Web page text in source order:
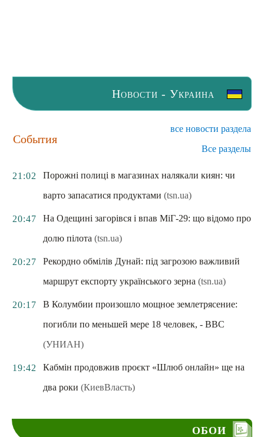
Новости - Украина
События
все новости раздела
Все разделы
21:02
Порожні полиці в магазинах налякали киян: чи
варто запасатися продуктами (tsn.ua)
20:47
На Одещині загорівся і впав МіГ-29: що відомо про
долю пілота (tsn.ua)
20:27
Рекордно обмілів Дунай: під загрозою важливий
маршрут експорту українського зерна (tsn.ua)
20:17
В Колумбии произошло мощное землетрясение:
погибли по меньшей мере 18 человек, - ВВС
(УНИАН)
19:42
Кабмін продовжив проєкт «Шлюб онлайн» ще на
два роки (КиевВласть)
ОБОИ